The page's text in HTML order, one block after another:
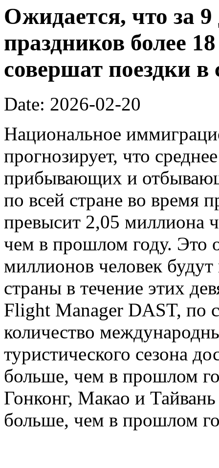
Ожидается, что за 9
праздников более
совершат поездки
Date: 2026-02-20
Национальное
прогнозирует, что
прибывающих и
по всей стране во время
превысит 2,05 миллиона
чем в прошлом году. Это
миллионов человек будут
страны в течение этих
Flight Manager DAST, по
количество
туристического сезона
больше, чем в прошлом
Гонконг, Макао и
больше, чем в прошлом